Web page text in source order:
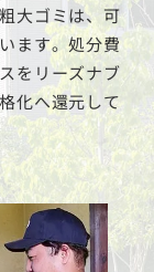
大ゴミは、可
ます。処分費
をリーズナブ
化へ還元して